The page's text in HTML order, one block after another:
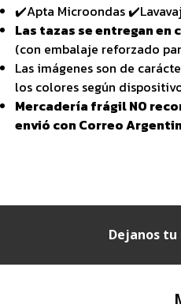
✔️Apta Microondas
Las tazas se entregan
(con embalaje reforzado
Las imágenes son de
los colores según
Mercadería frágil NO
envió con Correo
Dejanos